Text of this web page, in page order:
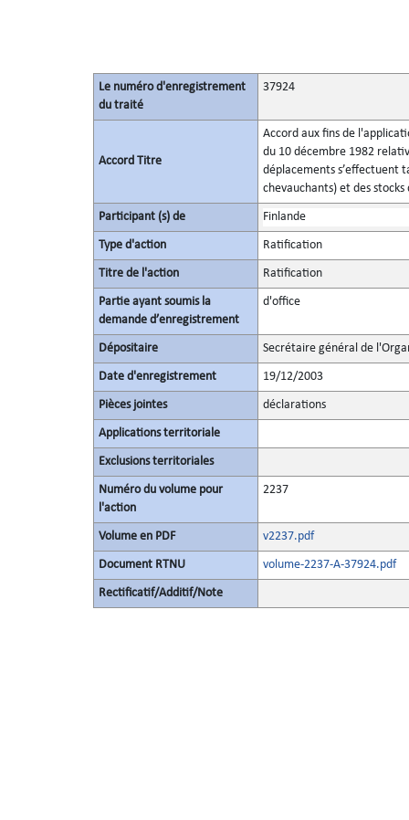
Le numéro d'enregistrement
du traité
37924
Accord Titre
Accord aux fins de
du 10 décembre 1982
déplacements s’effectuent
chevauchants) et des
Participant (s) de Finlande
Type d'action Ratification
Titre de l'action Ratification
Partie ayant soumis la
demande d’enregistrement
d'office
Dépositaire Secrétaire général de
Date d'enregistrement 19/12/2003
Pièces jointes déclarations
Applications territoriale
Exclusions territoriales
Numéro du volume pour
l'action
2237
Volume en PDF v2237.pdf
Document RTNU volume-2237-A-37924.pdf
Rectificatif/Additif/Note